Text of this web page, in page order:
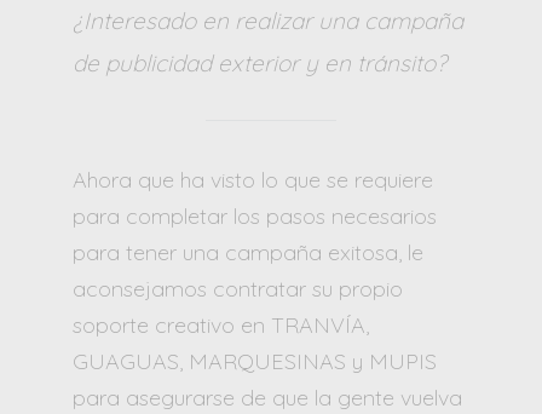
¿Interesado en realizar una campaña
de publicidad exterior y en tránsito?
Ahora que ha visto lo que se requiere
para completar los pasos necesarios
para tener una campaña exitosa, le
aconsejamos contratar su propio
soporte creativo en TRANVÍA,
GUAGUAS, MARQUESINAS y MUPIS
para asegurarse de que la gente vuelva